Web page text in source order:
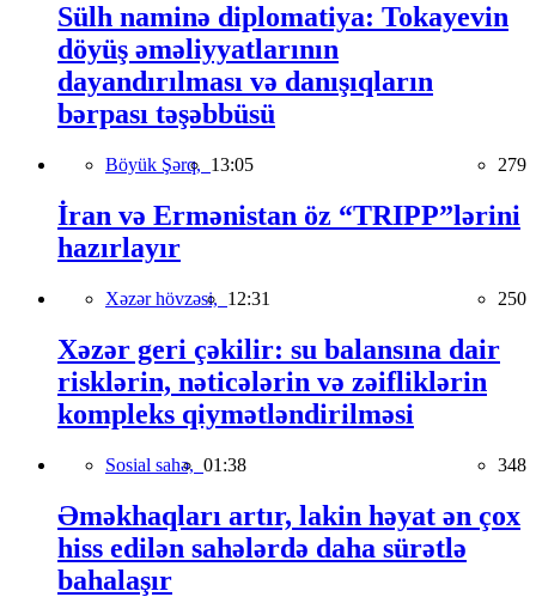
Sülh naminə diplomatiya: Tokayevin
döyüş əməliyyatlarının
dayandırılması və danışıqların
bərpası təşəbbüsü
Böyük Şərq, 13:05 279
İran və Ermənistan öz “TRIPP”lərini
hazırlayır
Xəzər hövzəsi, 12:31 250
Xəzər geri çəkilir: su balansına dair
risklərin, nəticələrin və zəifliklərin
kompleks qiymətləndirilməsi
Sosial sahə, 01:38 348
Əməkhaqları artır, lakin həyat ən çox
hiss edilən sahələrdə daha sürətlə
bahalaşır